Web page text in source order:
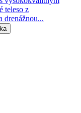
teleso z
drenážnou...